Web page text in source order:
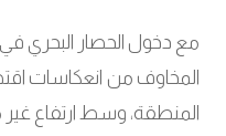
مع دخول الحصار البحري في
المخاوف من انعكاسات
المنطقة، وسط ارتفاع